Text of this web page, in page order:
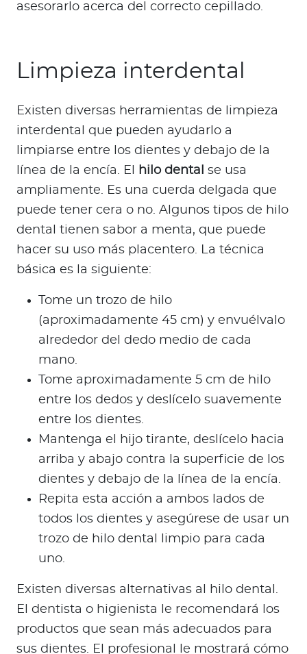
asesorarlo acerca del correcto cepillado.
Limpieza interdental
Existen diversas herramientas de limpieza
interdental que pueden ayudarlo a
limpiarse entre los dientes y debajo de la
línea de la encía. El
hilo dental se usa
ampliamente. Es una cuerda delgada que
puede tener cera o no. Algunos tipos de hilo
dental tienen sabor a menta, que puede
hacer su uso más placentero. La técnica
básica es la siguiente:
Tome un trozo de hilo
(aproximadamente 45 cm) y envuélvalo
alrededor del dedo medio de cada
mano.
Tome aproximadamente 5 cm de hilo
entre los dedos y deslícelo suavemente
entre los dientes.
Mantenga el hijo tirante, deslícelo hacia
arriba y abajo contra la superficie de los
dientes y debajo de la línea de la encía.
Repita esta acción a ambos lados de
todos los dientes y asegúrese de usar un
trozo de hilo dental limpio para cada
uno.
Existen diversas alternativas al hilo dental.
El dentista o higienista le recomendará los
productos que sean más adecuados para
sus dientes. El profesional le mostrará cómo